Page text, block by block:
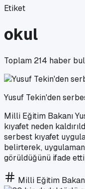
Etiket
okul
Toplam 214 haber
Yusuf Tekin'den
Milli Eğitim Bakanı
kıyafet neden
serbest kıyafet
belirterek,
görüldüğünü ifade etti
Milli Eğitim